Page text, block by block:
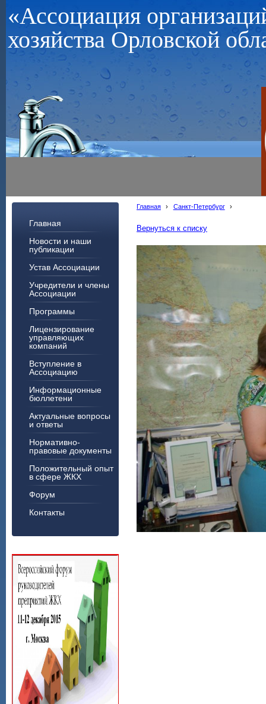
«Ассоциация
хозяйства Орловской
Главная
Новости и наши
публикации
Устав Ассоциации
Учредители и члены
Ассоциации
Программы
Лицензирование
управляющих
компаний
Вступление в
Ассоциацию
Информационные
бюллетени
Актуальные вопросы
и ответы
Нормативно-
правовые документы
Положительный опыт
в сфере ЖКХ
Форум
Контакты
Главная › Санкт-Петербург ›
Вернуться к списку